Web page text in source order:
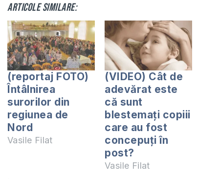
Articole similare:
(reportaj FOTO)
Întâlnirea
surorilor din
regiunea de
Nord
Vasile Filat
(VIDEO) Cât de
adevărat este
că sunt
blestemați copiii
care au fost
concepuți în
post?
Vasile Filat